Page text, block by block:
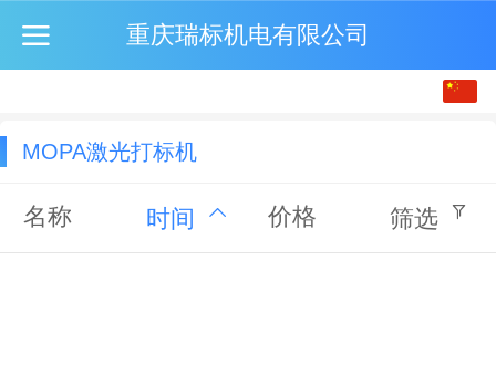
重庆瑞标机电有限公司
MOPA激光打标机
名称 时间 价格 筛选